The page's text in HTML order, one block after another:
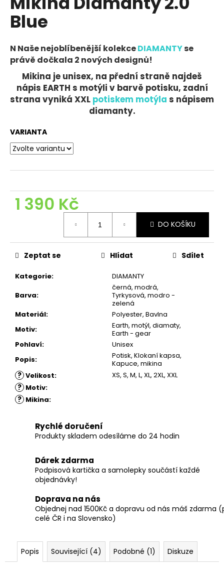
Blue
N Naše nejoblíbenější kolekceDIAMANTYse
právě dočkala 2 nových designů!
Mikina je unisex, na přední straně najdeš
nápis EARTH s motýli v barvě potisku, zadní
strana vyniká XXL potiskem motýla s nápisem
diamanty.
VARIANTA
1 390 Kč
DO KOŠÍKU
Kategorie:
DIAMANTY
Barva:
černá, modrá,
Tyrkysová, modro -
zelená
Materiál:
Polyester, Bavlna
Motiv:
Earth, motýl, diamaty,
Earth - gear
Pohlaví:
Unisex
Popis:
Potisk, Klokaní kapsa,
Kapuce, mikina
? Velikost: XS, S, M, L, XL, 2XL, XXL
? Motiv:
? Mikina:
Zeptat se Hlídat Sdílet
Rychlé doručení
Produkty skladem odesíláme do 24 hodin
Dárek zdarma
Podpisová kartička a samolepky součástí každé
objednávky!
Doprava na nás
Objednej nad 1500Kč a dopravu od nás máš zdarma
celé ČR i na Slovensko)
Popis Související (4) Podobné (1) Diskuze
u
m
e
MIKINA
CHROME
SKULL
490
Kč
Původně:
790